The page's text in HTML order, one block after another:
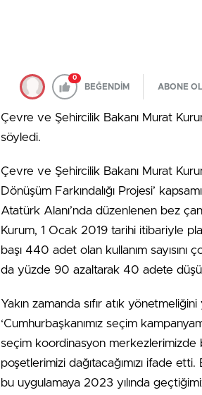
0
BEĞENDİM ABONE OL
Çevre ve Şehircilik Bakanı Murat
söyledi.
Çevre ve Şehircilik Bakanı Murat
Dönüşüm Farkındalığı Projesi’
Atatürk Alanı’nda düzenlenen bez
Kurum, 1 Ocak 2019 tarihi itibariyle
başı 440 adet olan kullanım
da yüzde 90 azaltarak 40 adete
Yakın zamanda sıfır atık
‘Cumhurbaşkanımız seçim
seçim koordinasyon merkezlerimizde
poşetlerimizi dağıtacağımızı ifade
bu uygulamaya 2023 yılında